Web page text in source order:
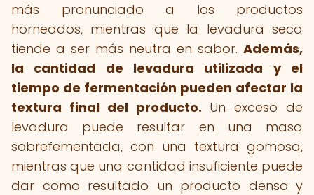
más pronunciado a los productos
horneados, mientras que la levadura seca
tiende a ser más neutra en sabor. Además,
la cantidad de levadura utilizada y el
tiempo de fermentación pueden afectar la
textura final del producto. Un exceso de
levadura puede resultar en una masa
sobrefementada, con una textura gomosa,
mientras que una cantidad insuficiente puede
dar como resultado un producto denso y